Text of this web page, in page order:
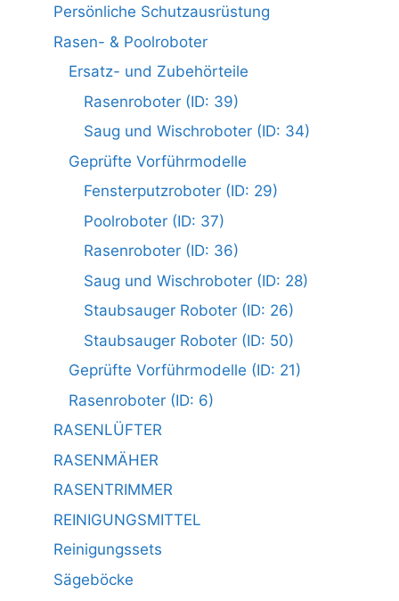
Persönliche Schutzausrüstung
Rasen- & Poolroboter
Ersatz- und Zubehörteile
Rasenroboter (ID: 39)
Saug und Wischroboter (ID: 34)
Geprüfte Vorführmodelle
Fensterputzroboter (ID: 29)
Poolroboter (ID: 37)
Rasenroboter (ID: 36)
Saug und Wischroboter (ID: 28)
Staubsauger Roboter (ID: 26)
Staubsauger Roboter (ID: 50)
Geprüfte Vorführmodelle (ID: 21)
Rasenroboter (ID: 6)
RASENLÜFTER
RASENMÄHER
RASENTRIMMER
REINIGUNGSMITTEL
Reinigungssets
Sägeböcke